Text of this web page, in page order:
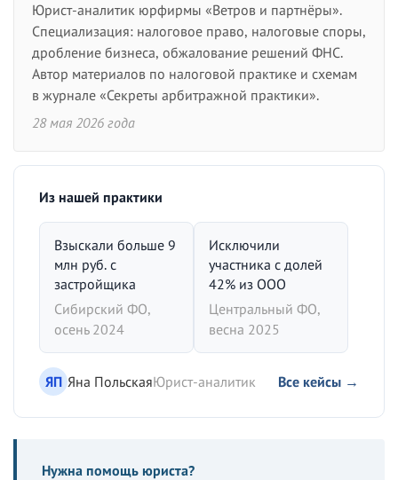
Юрист-аналитик юрфирмы «Ветров и партнёры».
Специализация: налоговое право, налоговые споры,
дробление бизнеса, обжалование решений ФНС.
Автор материалов по налоговой практике и схемам
в журнале «Секреты арбитражной практики».
28 мая 2026 года
Из нашей практики
Взыскали больше 9
млн руб. с
застройщика
Сибирский ФО,
осень 2024
Исключили
участника с долей
42% из ООО
Центральный ФО,
весна 2025
ЯП Яна ПольскаяЮрист-аналитик Все кейсы →
Нужна помощь юриста?